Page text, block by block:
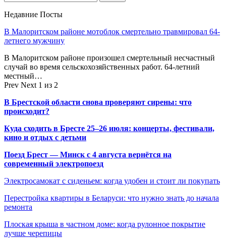
Недавние Посты
В Малоритском районе мотоблок смертельно травмировал 64-
летнего мужчину
В Малоритском районе произошел смертельный несчастный
случай во время сельскохозяйственных работ. 64-летний
местный…
Prev Next 1 из 2
В Брестской области снова проверяют сирены: что
происходит?
Куда сходить в Бресте 25–26 июля: концерты, фестивали,
кино и отдых с детьми
Поезд Брест — Минск с 4 августа вернётся на
современный электропоезд
Электросамокат с сиденьем: когда удобен и стоит ли покупать
Перестройка квартиры в Беларуси: что нужно знать до начала
ремонта
Плоская крыша в частном доме: когда рулонное покрытие
лучше черепицы